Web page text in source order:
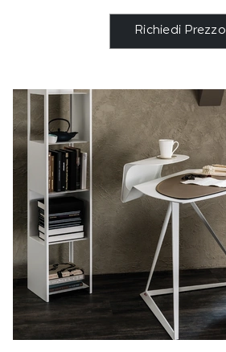
Richiedi Prezzo